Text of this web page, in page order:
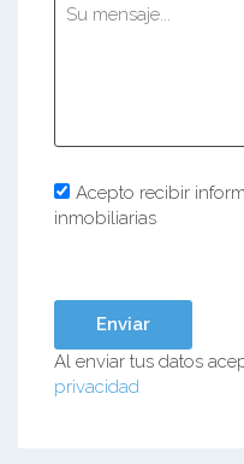
Acepto recibir
inmobiliarias
Al enviar tus datos
privacidad